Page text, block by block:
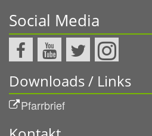
Social Media
Downloads / Links
Pfarrbrief